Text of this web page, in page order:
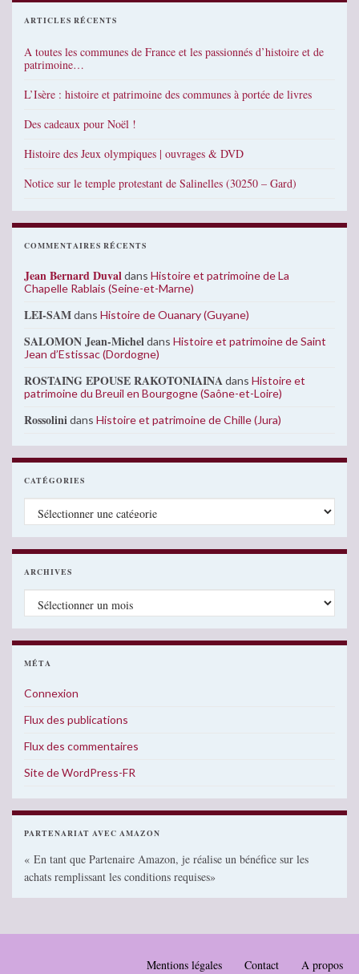
ARTICLES RÉCENTS
A toutes les communes de France et les passionnés d’histoire et de
patrimoine…
L’Isère : histoire et patrimoine des communes à portée de livres
Des cadeaux pour Noël !
Histoire des Jeux olympiques | ouvrages & DVD
Notice sur le temple protestant de Salinelles (30250 – Gard)
COMMENTAIRES RÉCENTS
Jean Bernard Duvaldans Histoire et patrimoine de La
Chapelle Rablais (Seine-et-Marne)
LEI-SAMdans Histoire de Ouanary (Guyane)
SALOMON Jean-Micheldans Histoire et patrimoine de Saint
Jean d’Estissac (Dordogne)
ROSTAING EPOUSE RAKOTONIAINAdans Histoire et
patrimoine du Breuil en Bourgogne (Saône-et-Loire)
Rossolinidans Histoire et patrimoine de Chille (Jura)
CATÉGORIES
Catégories
ARCHIVES
Archives
MÉTA
Connexion
Flux des publications
Flux des commentaires
Site de WordPress-FR
PARTENARIAT AVEC AMAZON
« En tant que Partenaire Amazon, je réalise un bénéfice sur les
achats remplissant les conditions requises»
Mentions légales Contact A propos